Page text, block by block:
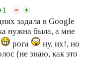
1
задала в Google
нужна была, а мне
рога
ну, их!, но
(не знаю, как это